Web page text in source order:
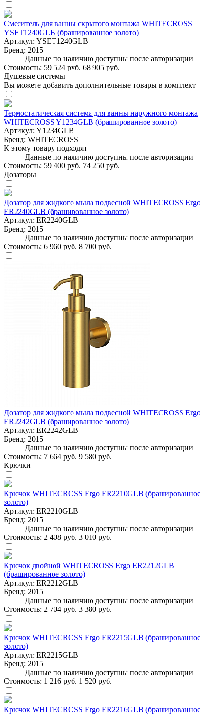
Смеситель для ванны скрытого монтажа WHITECROSS
YSET1240GLB (брашированное золото)
Артикул: YSET1240GLB
Бренд: 2015
Данные по наличию доступны после авторизации
Стоимость: 59 524 руб. 68 905 руб.
Душевые системы
Вы можете добавить дополнительные товары в комплект
Термостатическая система для ванны наружного монтажа
WHITECROSS Y1234GLB (брашированное золото)
Артикул: Y1234GLB
Бренд: WHITECROSS
К этому товару подходят
Данные по наличию доступны после авторизации
Стоимость: 59 400 руб. 74 250 руб.
Дозаторы
Дозатор для жидкого мыла подвесной WHITECROSS Ergo
ER2240GLB (брашированное золото)
Артикул: ER2240GLB
Бренд: 2015
Данные по наличию доступны после авторизации
Стоимость: 6 960 руб. 8 700 руб.
Дозатор для жидкого мыла подвесной WHITECROSS Ergo
ER2242GLB (брашированное золото)
Артикул: ER2242GLB
Бренд: 2015
Данные по наличию доступны после авторизации
Стоимость: 7 664 руб. 9 580 руб.
Крючки
Крючок WHITECROSS Ergo ER2210GLB (брашированное
золото)
Артикул: ER2210GLB
Бренд: 2015
Данные по наличию доступны после авторизации
Стоимость: 2 408 руб. 3 010 руб.
Крючок двойной WHITECROSS Ergo ER2212GLB
(брашированное золото)
Артикул: ER2212GLB
Бренд: 2015
Данные по наличию доступны после авторизации
Стоимость: 2 704 руб. 3 380 руб.
Крючок WHITECROSS Ergo ER2215GLB (брашированное
золото)
Артикул: ER2215GLB
Бренд: 2015
Данные по наличию доступны после авторизации
Стоимость: 1 216 руб. 1 520 руб.
Крючок WHITECROSS Ergo ER2216GLB (брашированное